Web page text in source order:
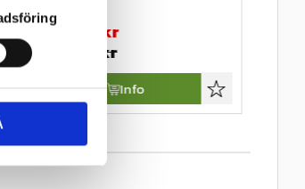
2 040 kr
kr
Lägg till i
Info